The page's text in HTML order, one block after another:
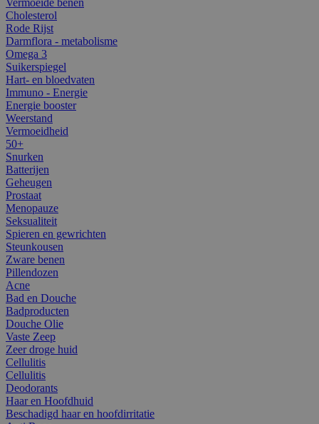
Cholesterol
Rode Rijst
Darmflora - metabolisme
Omega 3
Suikerspiegel
Hart- en bloedvaten
Immuno - Energie
Energie booster
Weerstand
Vermoeidheid
50+
Snurken
Batterijen
Geheugen
Prostaat
Menopauze
Seksualiteit
Spieren en gewrichten
Steunkousen
Zware benen
Pillendozen
Acne
Bad en Douche
Badproducten
Douche Olie
Vaste Zeep
Zeer droge huid
Cellulitis
Cellulitis
Deodorants
Haar en Hoofdhuid
Beschadigd haar en hoofdirritatie